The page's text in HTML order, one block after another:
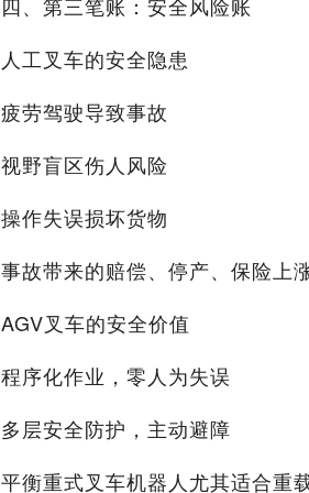
人工叉车的安全隐患
疲劳驾驶导致事故
视野盲区伤人风险
操作失误损坏货物
事故带来的赔偿、停产、保险上
AGV叉车的安全价值
程序化作业，零人为失误
多层安全防护，主动避障
平衡重式叉车机器人尤其适合重